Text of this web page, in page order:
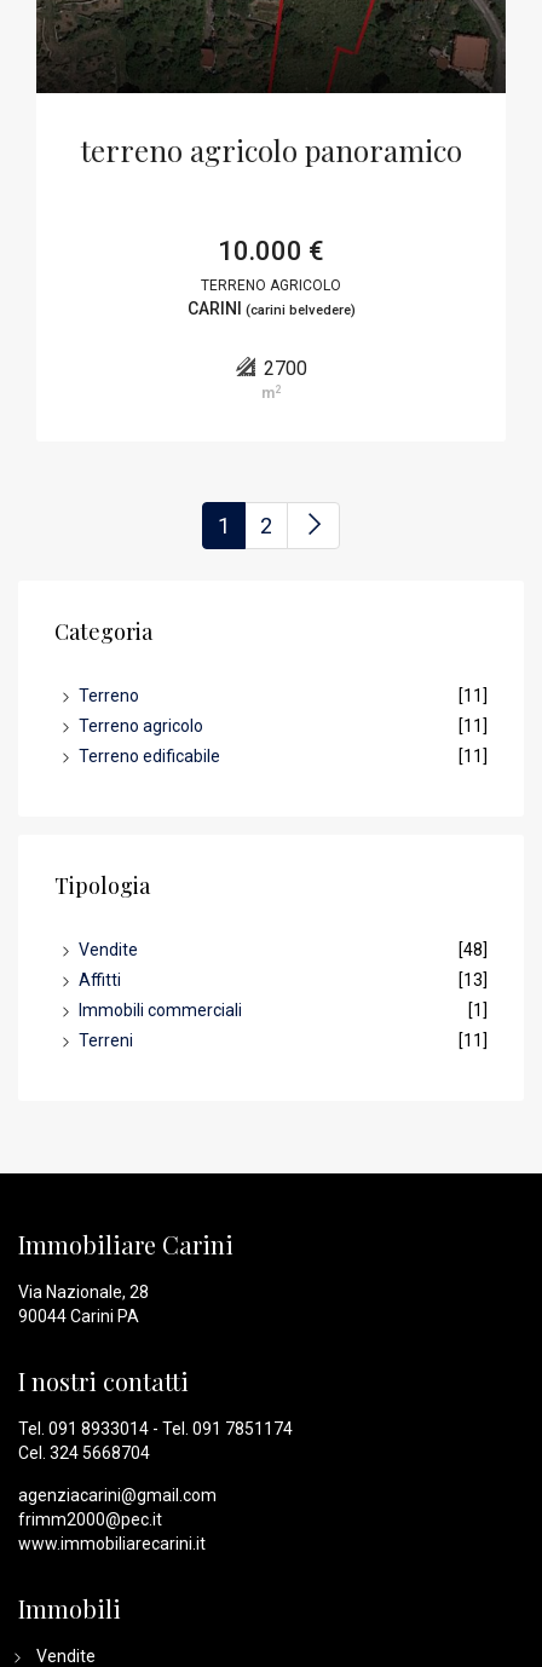
terreno agricolo panoramico
10.000 €
TERRENO AGRICOLO
CARINI (carini belvedere)
2700
m2
1 (current)
2
Categoria
Terreno
[11]
Terreno agricolo
[11]
Terreno edificabile
[11]
Tipologia
Vendite
[48]
Affitti
[13]
Immobili commerciali
[1]
Terreni
[11]
Immobiliare Carini
Via Nazionale, 28
90044 Carini PA
I nostri contatti
Tel. 091 8933014 - Tel. 091 7851174
Cel. 324 5668704
agenziacarini@gmail.com
frimm2000@pec.it
www.immobiliarecarini.it
Immobili
Vendite